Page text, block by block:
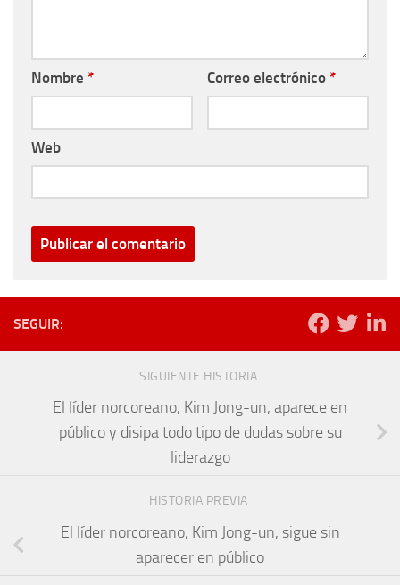
Nombre * Correo electrónico *
Web
SEGUIR:
SIGUIENTE HISTORIA
El líder norcoreano, Kim Jong-un, aparece en
público y disipa todo tipo de dudas sobre su
liderazgo
HISTORIA PREVIA
El líder norcoreano, Kim Jong-un, sigue sin
aparecer en público